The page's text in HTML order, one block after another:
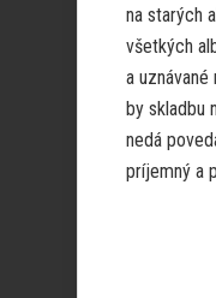
na starých
všetkých
a
by skladbu
nedá
príjemný a